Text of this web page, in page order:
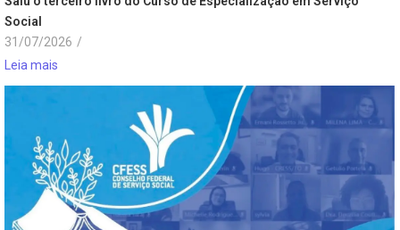
Social
31/07/2026 /
Leia mais